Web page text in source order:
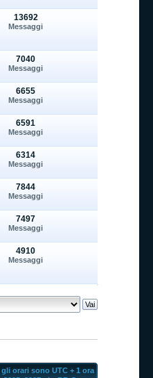
13692
Messaggi
7040
Messaggi
6655
Messaggi
6591
Messaggi
6314
Messaggi
7844
Messaggi
7497
Messaggi
4910
Messaggi
gli orari sono UTC + 1 ora